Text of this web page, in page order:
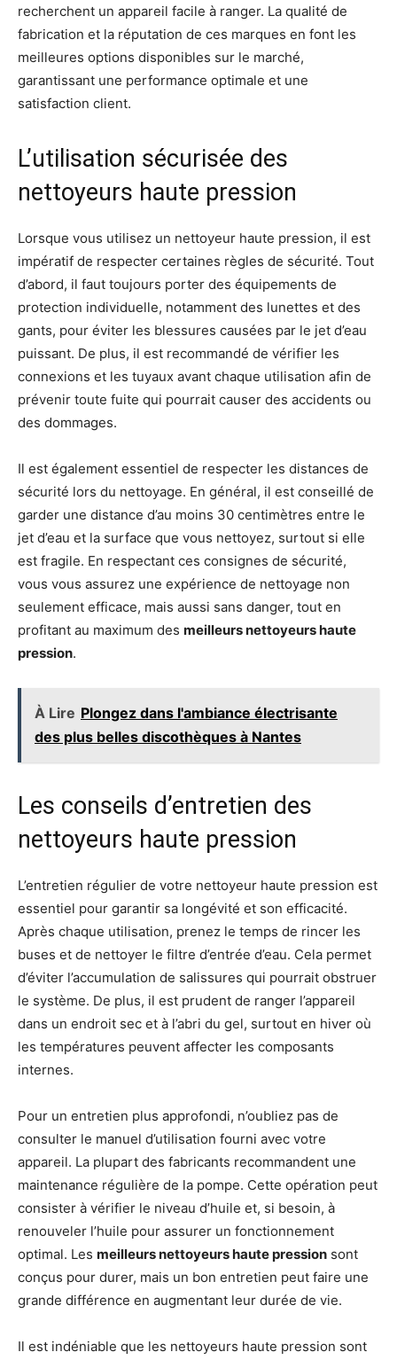
recherchent un appareil facile à ranger. La qualité de
fabrication et la réputation de ces marques en font les
meilleures options disponibles sur le marché,
garantissant une performance optimale et une
satisfaction client.
L’utilisation sécurisée des
nettoyeurs haute pression
Lorsque vous utilisez un nettoyeur haute pression, il est
impératif de respecter certaines règles de sécurité. Tout
d’abord, il faut toujours porter des équipements de
protection individuelle, notamment des lunettes et des
gants, pour éviter les blessures causées par le jet d’eau
puissant. De plus, il est recommandé de vérifier les
connexions et les tuyaux avant chaque utilisation afin de
prévenir toute fuite qui pourrait causer des accidents ou
des dommages.
Il est également essentiel de respecter les distances de
sécurité lors du nettoyage. En général, il est conseillé de
garder une distance d’au moins 30 centimètres entre le
jet d’eau et la surface que vous nettoyez, surtout si elle
est fragile. En respectant ces consignes de sécurité,
vous vous assurez une expérience de nettoyage non
seulement efficace, mais aussi sans danger, tout en
profitant au maximum des meilleurs nettoyeurs haute
pression.
À Lire Plongez dans l'ambiance électrisante
des plus belles discothèques à Nantes
Les conseils d’entretien des
nettoyeurs haute pression
L’entretien régulier de votre nettoyeur haute pression est
essentiel pour garantir sa longévité et son efficacité.
Après chaque utilisation, prenez le temps de rincer les
buses et de nettoyer le filtre d’entrée d’eau. Cela permet
d’éviter l’accumulation de salissures qui pourrait obstruer
le système. De plus, il est prudent de ranger l’appareil
dans un endroit sec et à l’abri du gel, surtout en hiver où
les températures peuvent affecter les composants
internes.
Pour un entretien plus approfondi, n’oubliez pas de
consulter le manuel d’utilisation fourni avec votre
appareil. La plupart des fabricants recommandent une
maintenance régulière de la pompe. Cette opération peut
consister à vérifier le niveau d’huile et, si besoin, à
renouveler l’huile pour assurer un fonctionnement
optimal. Les meilleurs nettoyeurs haute pression sont
conçus pour durer, mais un bon entretien peut faire une
grande différence en augmentant leur durée de vie.
Il est indéniable que les nettoyeurs haute pression sont